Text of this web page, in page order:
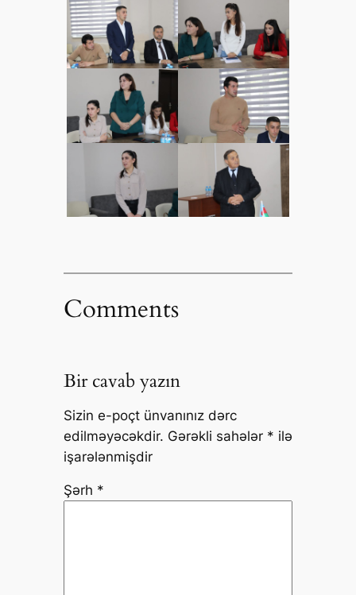
Comments
Bir cavab yazın
Sizin e-poçt ünvanınız dərc
edilməyəcəkdir. Gərəkli sahələr * ilə
işarələnmişdir
Şərh *